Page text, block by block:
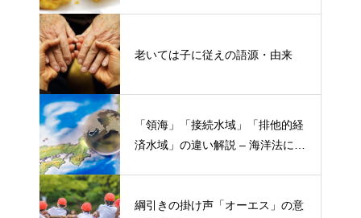
老いては子に従えの語源・由来
「領海」「接続水域」「排他的経
済水域」の違い解説 – 海洋法にお
綱引きの掛け声「オーエス」の意